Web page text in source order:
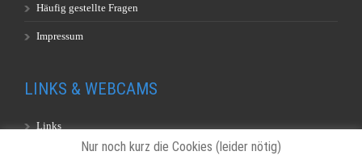
Häufig gestellte Fragen
Impressum
LINKS & WEBCAMS
Links
Nur noch kurz die Cookies (leider nötig)